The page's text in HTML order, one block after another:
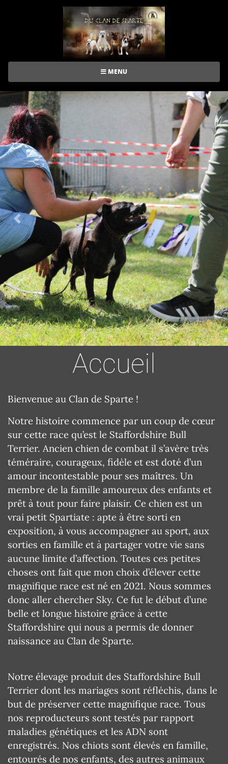
MENU
Previous
Accueil
Bienvenue au Clan de Sparte !
Notre histoire commence par un coup de cœur
sur cette race qu’est le Staffordshire Bull
Terrier. Ancien chien de combat il s’avère très
téméraire, courageux, fidèle et est doté d’un
amour incontestable pour ses maîtres. Un
membre de la famille amoureux des enfants et
prêt à tout pour faire plaisir. Ce chien est un
vrai petit Spartiate : apte à être sorti en
exposition, à vous accompagner au sport, aux
sorties en famille et à partager votre vie sans
aucune limite d’affection. Toutes ces petites
choses ont fait que mon choix d’élever cette
magnifique race est né en 2021. Nous sommes
donc aller chercher Sky. Ce fut le début d’une
belle et longue histoire grâce à cette
Staffordshire qui nous a permis de donner
naissance au Clan de Sparte.
Notre élevage produit des Staffordshire Bull
Terrier dont les mariages sont réfléchis, dans le
but de préserver cette magnifique race. Tous
nos reproducteurs sont testés par rapport
maladies génétiques et les ADN sont
enregistrés. Nos chiots sont élevés en famille,
entourés de nos enfants, des autres animaux